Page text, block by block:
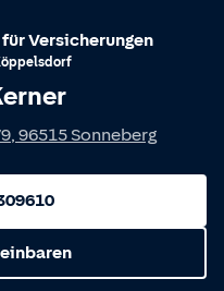
Versicherungen
, 96515 Sonneberg